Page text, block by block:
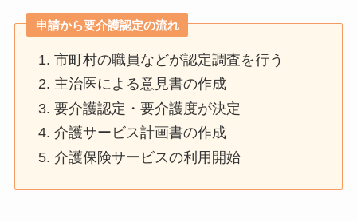
申請から要介護認定の流れ
市町村の職員などが認定調査を行う
主治医による意見書の作成
要介護認定・要介護度が決定
介護サービス計画書の作成
介護保険サービスの利用開始